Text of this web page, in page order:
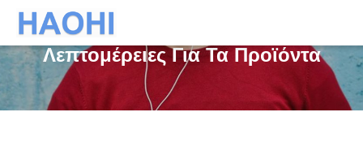
Λεπτομέρειες Για Τα Προϊόντα